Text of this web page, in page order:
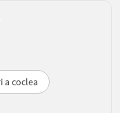
a coclea